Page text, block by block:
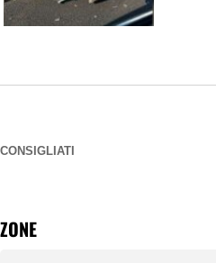
CONSIGLIATI
ZONE